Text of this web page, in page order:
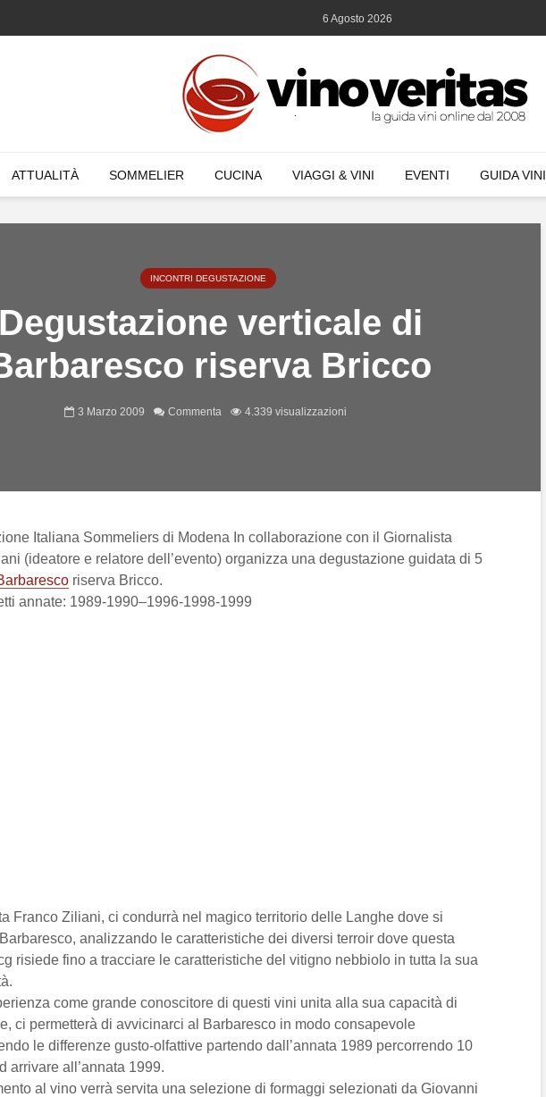
6 Agosto 2026
ATTUALITÀ SOMMELIER CUCINA VIAGGI & VINI EVENTI GUIDA VINI
INCONTRI DEGUSTAZIONE
Degustazione verticale di
riserva Bricco
3 Marzo 2009 Commenta 4.339 visualizzazioni
Italiana Sommeliers di Modena In collaborazione con il Giornalista
(ideatore e relatore dell’evento) organizza una degustazione guidata di 5
riserva Bricco.
annate: 1989-1990–1996-1998-1999
Franco Ziliani, ci condurrà nel magico territorio delle Langhe dove si
analizzando le caratteristiche dei diversi terroir dove questa
risiede fino a tracciare le caratteristiche del vitigno nebbiolo in tutta la sua
come grande conoscitore di questi vini unita alla sua capacità di
ci permetterà di avvicinarci al Barbaresco in modo consapevole
le differenze gusto-olfattive partendo dall’annata 1989 percorrendo 10
arrivare all’annata 1999.
al vino verrà servita una selezione di formaggi selezionati da Giovanni